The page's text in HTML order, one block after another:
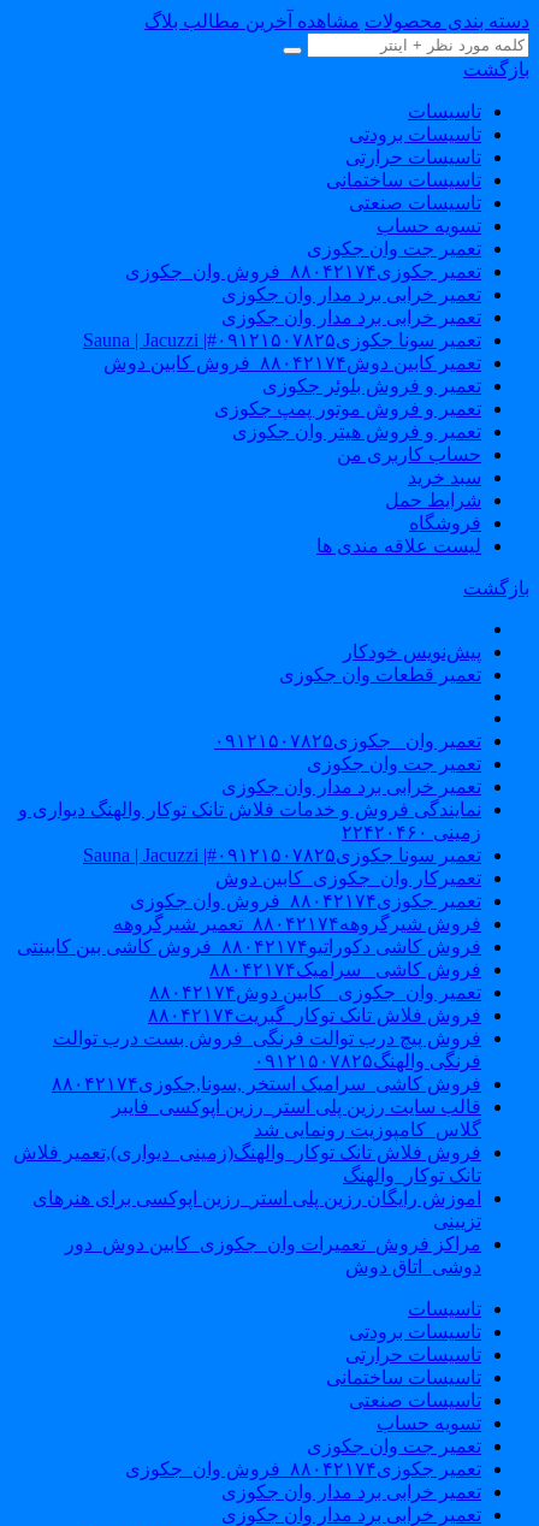
بندی محصولات مشاهده آخرین مطالب بلاگ
تاسیسات
تاسیسات برودتی
تاسیسات حرارتی
تاسیسات ساختمانی
تاسیسات صنعتی
تسویه حساب
تعمیر جت وان جکوزی
تعمیر جکوزی۸۸۰۴۲۱۷۴_فروش وان_جکوزی
تعمیر خرابی برد مدار وان جکوزی
تعمیر خرابی برد مدار وان جکوزی
تعمیر سونا جکوزی۰۹۱۲۱۵۰۷۸۲۵#| Sauna | Jacuzzi
تعمیر کابین دوش۸۸۰۴۲۱۷۴_فروش کابین دوش
تعمیر و فروش بلوئر جکوزی
تعمیر و فروش موتور پمپ جکوزی
تعمیر و فروش هیتر وان جکوزی
حساب کاربری من
سبد خرید
شرایط حمل
فروشگاه
لیست علاقه مندی ها
پیش‌نویس خودکار
تعمیر قطعات وان جکوزی
تعمیر وان _جکوزی۰۹۱۲۱۵۰۷۸۲۵
تعمیر جت وان جکوزی
تعمیر خرابی برد مدار وان جکوزی
نمایندگی فروش و خدمات فلاش تانک توکار والهنگ دیواری و
زمینی ۲۲۴۲۰۴۶۰
تعمیر سونا جکوزی۰۹۱۲۱۵۰۷۸۲۵#| Sauna | Jacuzzi
تعمیرکار وان_جکوزی_کابین دوش
تعمیر جکوزی۸۸۰۴۲۱۷۴_فروش وان جکوزی
فروش شیرگروهه۸۸۰۴۲۱۷۴_تعمیر شیرگروهه
فروش کاشی دکوراتیو۸۸۰۴۲۱۷۴_فروش کاشی بین کابینتی
فروش کاشی _سرامیک۸۸۰۴۲۱۷۴
تعمیر وان_جکوزی_ کابین دوش۸۸۰۴۲۱۷۴
فروش فلاش تانک توکار_گبریت۸۸۰۴۲۱۷۴
فروش پیچ درب توالت فرنگی_فروش بست درب توالت
فرنگی والهنگ۰۹۱۲۱۵۰۷۸۲۵
فروش کاشی_سرامیک استخر ,سونا,جکوزی۸۸۰۴۲۱۷۴
قالب سایت رزین پلی استر_رزین اپوکسی_فایبر
گلاس_کامپوزیت رونمایی شد
فروش فلاش تانک توکار_والهنگ(زمینی_دیواری),تعمیر فلاش
تانک توکار_والهنگ
اموزش رایگان رزین پلی استر_رزین اپوکسی برای هنرهای
تزیینی
مراکز فروش_تعمیرات وان_جکوزی_کابین دوش_دور
دوشی_اتاق دوش
تاسیسات
تاسیسات برودتی
تاسیسات حرارتی
تاسیسات ساختمانی
تاسیسات صنعتی
تسویه حساب
تعمیر جت وان جکوزی
تعمیر جکوزی۸۸۰۴۲۱۷۴_فروش وان_جکوزی
تعمیر خرابی برد مدار وان جکوزی
تعمیر خرابی برد مدار وان جکوزی